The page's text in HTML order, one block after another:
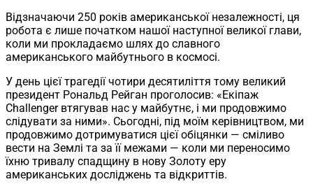
Відзначаючи 250 років американської незалежності, ця
робота є лише початком нашої наступної великої глави,
коли ми прокладаємо шлях до славного
американського майбутнього в космосі.
У день цієї трагедії чотири десятиліття тому великий
президент Рональд Рейган проголосив: «Екіпаж
Challenger втягував нас у майбутнє, і ми продовжимо
слідувати за ними». Сьогодні, під моїм керівництвом, ми
продовжимо дотримуватися цієї обіцянки — сміливо
вести на Землі та за її межами — коли ми переносимо
їхню тривалу спадщину в нову Золоту еру
американських досліджень та відкриттів.